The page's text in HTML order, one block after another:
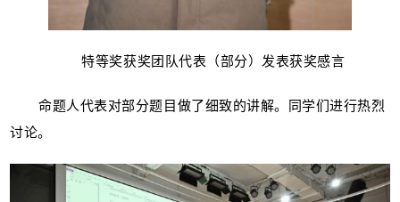
特等奖获奖团队代表（部分）发表获奖感言
命题人代表对部分题目做了细致的讲解。同学们进行热烈
讨论。